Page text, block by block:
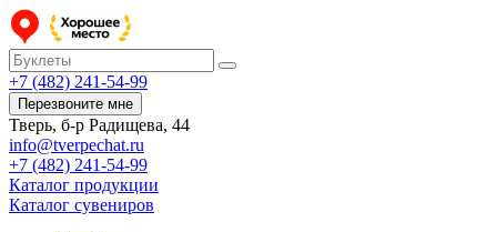
+7 (482) 241-54-99
Перезвоните мне
Тверь, б-р Радищева, 44
info@tverpechat.ru
+7 (482) 241-54-99
Каталог продукции
Каталог сувениров